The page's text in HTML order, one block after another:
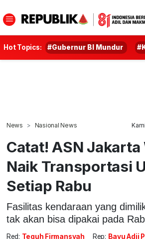
Hot Topics: #Gubernur BI Mundur
News Nasional News
Catat! ASN Jakarta
Naik Transportasi
Setiap Rabu
Fasilitas kendaraan yang
tak akan bisa dipakai pada
Red: Teguh Firmansyah Rep: Bayu Adji P